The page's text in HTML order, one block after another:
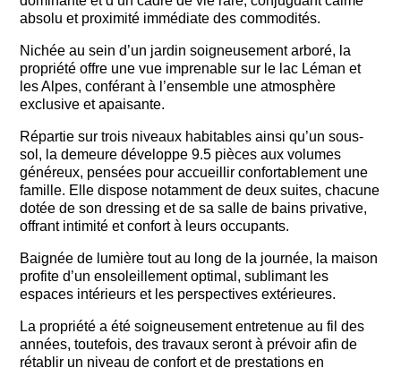
absolu et proximité immédiate des commodités.
Nichée au sein d’un jardin soigneusement arboré, la
propriété offre une vue imprenable sur le lac Léman et
les Alpes, conférant à l’ensemble une atmosphère
exclusive et apaisante.
Répartie sur trois niveaux habitables ainsi qu’un sous-
sol, la demeure développe 9.5 pièces aux volumes
généreux, pensées pour accueillir confortablement une
famille. Elle dispose notamment de deux suites, chacune
dotée de son dressing et de sa salle de bains privative,
offrant intimité et confort à leurs occupants.
Baignée de lumière tout au long de la journée, la maison
profite d’un ensoleillement optimal, sublimant les
espaces intérieurs et les perspectives extérieures.
La propriété a été soigneusement entretenue au fil des
années, toutefois, des travaux seront à prévoir afin de
rétablir un niveau de confort et de prestations en